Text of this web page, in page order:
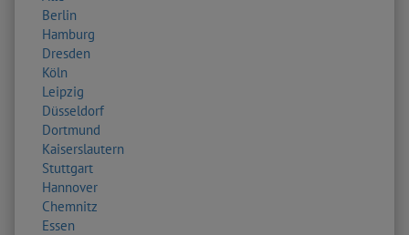
Berlin
Hamburg
Dresden
Köln
Leipzig
Düsseldorf
Dortmund
Kaiserslautern
Stuttgart
Hannover
Chemnitz
Essen